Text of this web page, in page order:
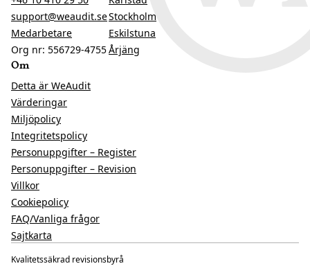
support@weaudit.se
Medarbetare
Org nr: 556729-4755
Stockholm
Eskilstuna
Årjäng
Om
Detta är WeAudit
Värderingar
Miljöpolicy
Integritetspolicy
Personuppgifter – Register
Personuppgifter – Revision
Villkor
Cookiepolicy
FAQ/Vanliga frågor
Sajtkarta
Kvalitetssäkrad revisionsbyrå